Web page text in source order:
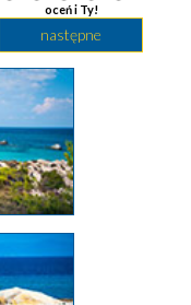
oceń i Ty!
następne